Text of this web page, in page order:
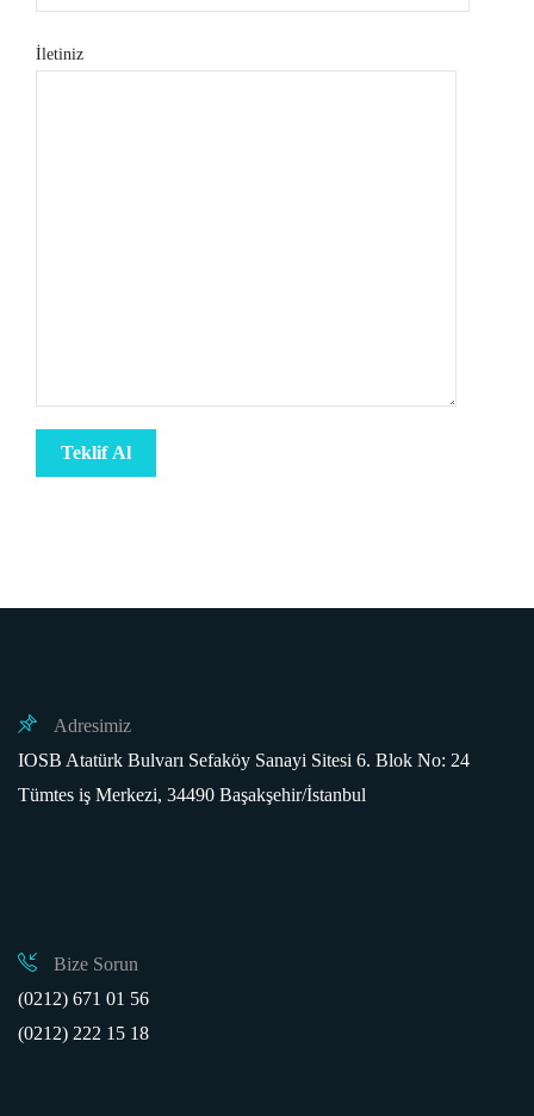
İletiniz
Adresimiz
IOSB Atatürk Bulvarı Sefaköy Sanayi Sitesi 6. Blok No: 24
Tümtes iş Merkezi, 34490 Başakşehir/İstanbul
Bize Sorun
(0212) 671 01 56
(0212) 222 15 18